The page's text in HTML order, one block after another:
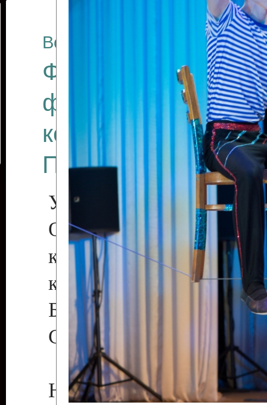
ОТЧЕТЫ ГКЦ
Все отчеты
Финал
фестиваля
коллективов
Приднестровского
Участники фестиваля:
Образцовый
коллектив
культуры с.
Бендеры ,
Светлана Георгиевна
Народный цирковой